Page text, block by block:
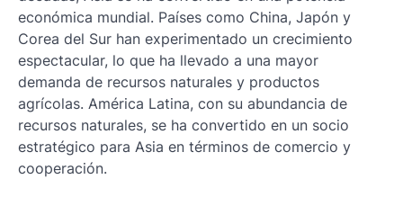
económica mundial. Países como China, Japón y
Corea del Sur han experimentado un crecimiento
espectacular, lo que ha llevado a una mayor
demanda de recursos naturales y productos
agrícolas. América Latina, con su abundancia de
recursos naturales, se ha convertido en un socio
estratégico para Asia en términos de comercio y
cooperación.